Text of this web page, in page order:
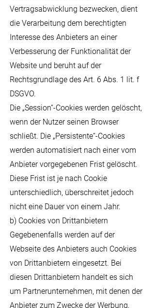
Vertragsabwicklung bezwecken, dient
die Verarbeitung dem berechtigten
Interesse des Anbieters an einer
Verbesserung der Funktionalität der
Website und beruht auf der
Rechtsgrundlage des Art. 6 Abs. 1 lit. f
DSGVO.
Die „Session“-Cookies werden gelöscht,
wenn der Nutzer seinen Browser
schließt. Die „Persistente“-Cookies
werden automatisiert nach einer vom
Anbieter vorgegebenen Frist gelöscht.
Diese Frist ist je nach Cookie
unterschiedlich, überschreitet jedoch
nicht eine Dauer von einem Jahr.
b) Cookies von Drittanbietern
Gegebenenfalls werden auf der
Webseite des Anbieters auch Cookies
von Drittanbietern eingesetzt. Bei
diesen Drittanbietern handelt es sich
um Partnerunternehmen, mit denen der
Anbieter zum Zwecke der Werbung,